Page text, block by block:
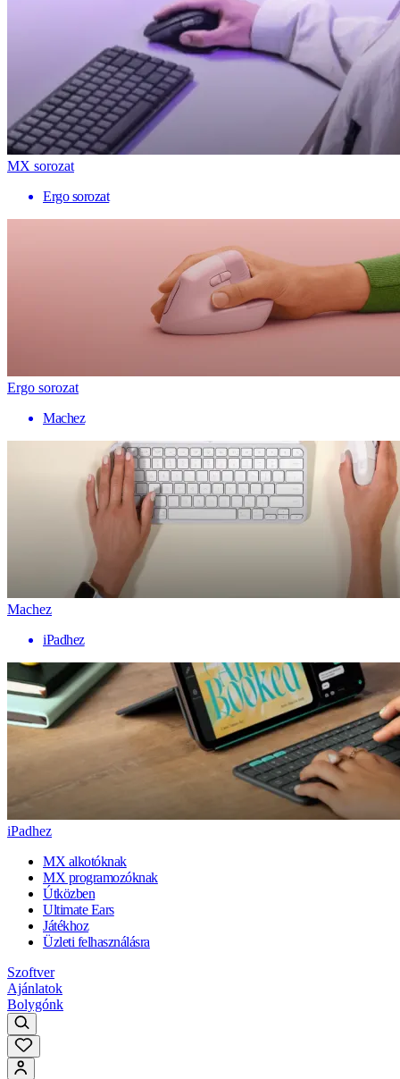
MX sorozat
Ergo sorozat
Ergo sorozat
Machez
Machez
iPadhez
iPadhez
MX alkotóknak
MX programozóknak
Útközben
Ultimate Ears
Játékhoz
Üzleti felhasználásra
Szoftver
Ajánlatok
Bolygónk